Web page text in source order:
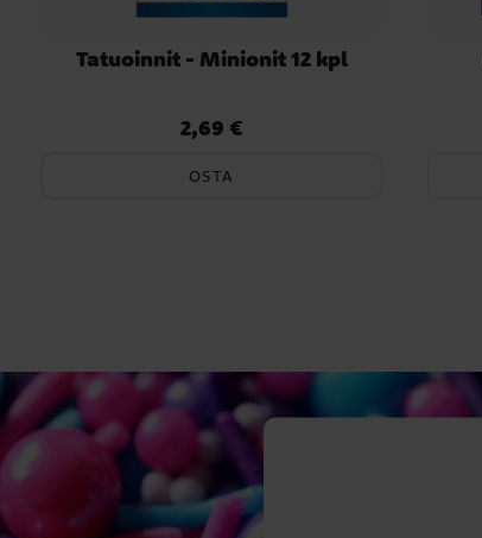
Tatuoinnit - Minionit 12 kpl
Hinta:2,69 €
2,69 €
OSTA